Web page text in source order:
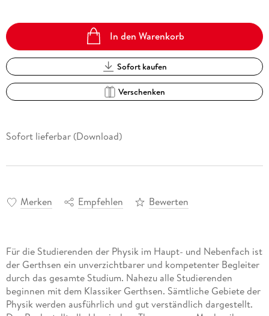
In den Warenkorb
Sofort kaufen
Verschenken
Sofort lieferbar (Download)
Merken Empfehlen Bewerten
Für die Studierenden der Physik im Haupt- und Nebenfach ist
der Gerthsen ein unverzichtbarer und kompetenter Begleiter
durch das gesamte Studium. Nahezu alle Studierenden
beginnen mit dem Klassiker Gerthsen. Sämtliche Gebiete der
Physik werden ausführlich und gut verständlich dargestellt.